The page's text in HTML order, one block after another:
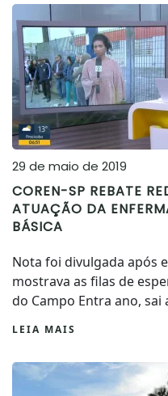
29 de maio de 2019
COREN-SP REBATE
ATUAÇÃO DA
BÁSICA
Nota foi divulgada após
mostrava as filas de
do Campo Entra ano, sai
LEIA MAIS